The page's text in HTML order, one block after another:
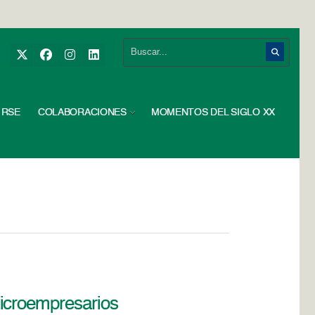
RSE COLABORACIONES MOMENTOS DEL SIGLO XX